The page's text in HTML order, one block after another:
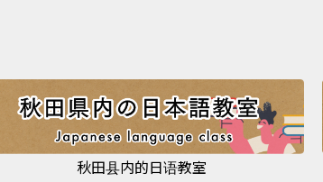
秋田县内的日语教室